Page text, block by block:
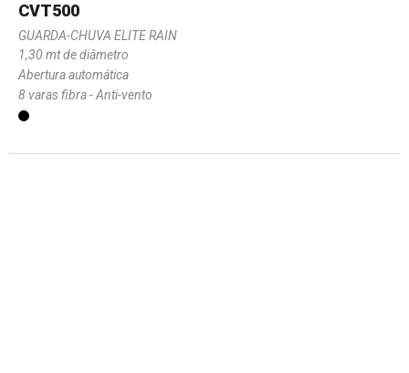
CVT500
GUARDA-CHUVA ELITE RAIN
1,30 mt de diâmetro
Abertura automática
8 varas fibra - Anti-vento